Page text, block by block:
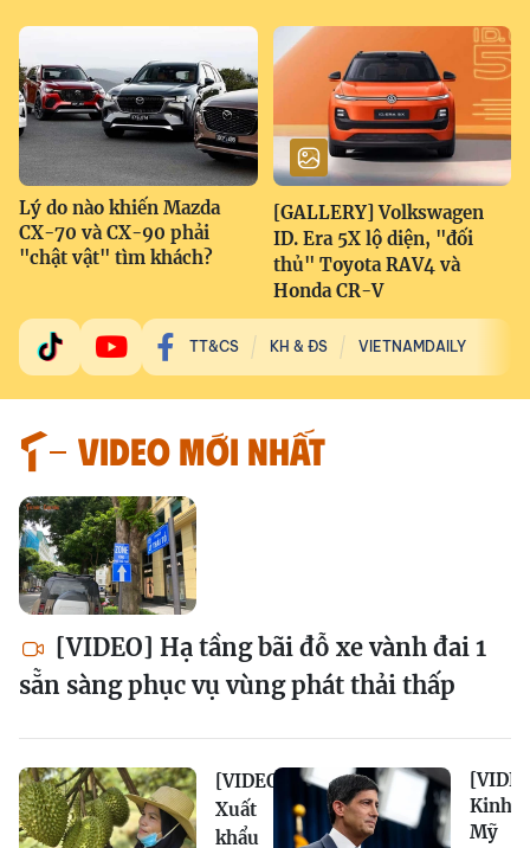
Lý do nào khiến Mazda
CX-70 và CX-90 phải
"chật vật" tìm khách?
[GALLERY] Volkswagen
ID. Era 5X lộ diện, "đối
thủ" Toyota RAV4 và
Honda CR-V
TT&CS KH & ĐS VIETNAMDAILY
VIDEO MỚI NHẤT
[VIDEO] Hạ tầng bãi đỗ xe vành đai 1
sẵn sàng phục vụ vùng phát thải thấp
[VIDEO]
Xuất
khẩu
Kinh
Mỹ